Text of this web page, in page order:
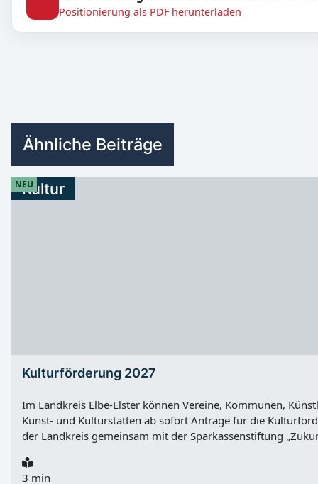
Positionierung als PDF herunterladen
Ähnliche Beiträge
Kultur
NEU
Kulturförderung 2027
Im Landkreis Elbe-Elster können Vereine, Kommunen,
Kunst- und Kulturstätten ab sofort Anträge für die
der Landkreis gemeinsam mit der Sparkassenstiftung
der Region bereichern. Förderfähig sind unter anderem
3 min